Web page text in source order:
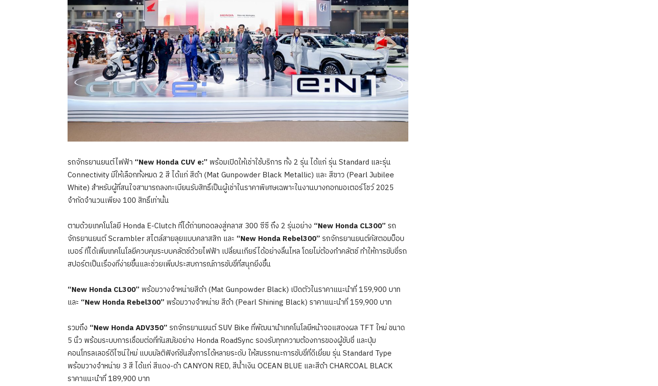
รถจักรยานยนต์ไฟฟ้า “New Honda CUV e:” พร้อมเปิดให้เช่าใช้บริการ ทั้ง 2 รุ่น ได้แก่ รุ่น Standard และรุ่น
Connectivity มีให้เลือกทั้งหมด 2 สี ได้แก่ สีดำ (Mat Gunpowder Black Metallic) และ สีขาว (Pearl Jubilee
White) สำหรับผู้ที่สนใจสามารถลงทะเบียนรับสิทธิ์เป็นผู้เช่าในราคาพิเศษเฉพาะในงานบางกอกมอเตอร์โชว์ 2025
จำกัดจำนวนเพียง 100 สิทธิ์เท่านั้น
ตามด้วยเทคโนโลยี Honda E-Clutch ที่ได้ถ่ายทอดลงสู่คลาส 300 ซีซี ถึง 2 รุ่นอย่าง “New Honda CL300” รถ
จักรยานยนต์ Scrambler สไตล์สายลุยแบบคลาสสิก และ “New Honda Rebel300” รถจักรยานยนต์คัสตอมบ็อบ
เบอร์ ที่ได้เพิ่มเทคโนโลยีควบคุมระบบคลัตช์ด้วยไฟฟ้า เปลี่ยนเกียร์ได้อย่างลื่นไหล โดยไม่ต้องกำคลัตช์ ทำให้การขับขี่รถ
สปอร์ตเป็นเรื่องที่ง่ายขึ้นและช่วยเพิ่มประสบการณ์การขับขี่ที่สนุกยิ่งขึ้น
“New Honda CL300” พร้อมวางจำหน่ายสีดำ (Mat Gunpowder Black) เปิดตัวในราคาแนะนำที่ 159,900 บาท
และ “New Honda Rebel300” พร้อมวางจำหน่าย สีดำ (Pearl Shining Black) ราคาแนะนำที่ 159,900 บาท
รวมถึง “New Honda ADV350” รถจักรยานยนต์ SUV Bike ที่พัฒนานำเทคโนโลยีหน้าจอแสดงผล TFT ใหม่ ขนาด
5 นิ้ว พร้อมระบบการเชื่อมต่อที่ทันสมัยอย่าง Honda RoadSync รองรับทุกความต้องการของผู้ขับขี่ และปุ่ม
คอนโทรลเลอร์ดีไซน์ใหม่ แบบมัลติฟังก์ชันสั่งการได้หลายระดับ ให้สมรรถนะการขับขี่ที่ดีเยี่ยม รุ่น Standard Type
พร้อมวางจำหน่าย 3 สี ได้แก่ สีแดง-ดำ CANYON RED, สีน้ำเงิน OCEAN BLUE และสีดำ CHARCOAL BLACK
ราคาแนะนำที่ 189,900 บาท